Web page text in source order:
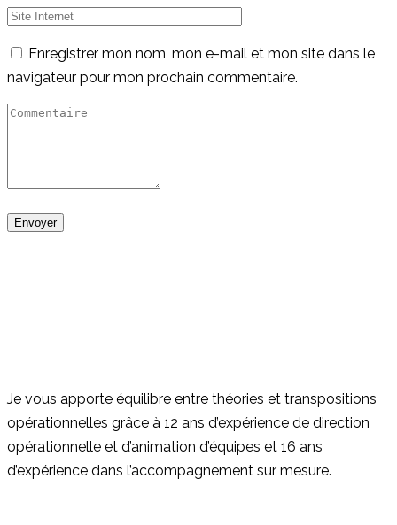
Enregistrer mon nom, mon e-mail et mon site dans le
navigateur pour mon prochain commentaire.
Je vous apporte équilibre entre théories et transpositions
opérationnelles grâce à 12 ans d’expérience de direction
opérationnelle et d’animation d’équipes et 16 ans
d’expérience dans l’accompagnement sur mesure.